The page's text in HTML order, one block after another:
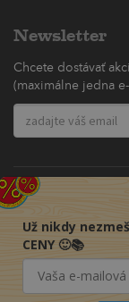
Newsletter
Chcete dostávať
(maximálne jedna
Už nikdy
CENY 🙂📚